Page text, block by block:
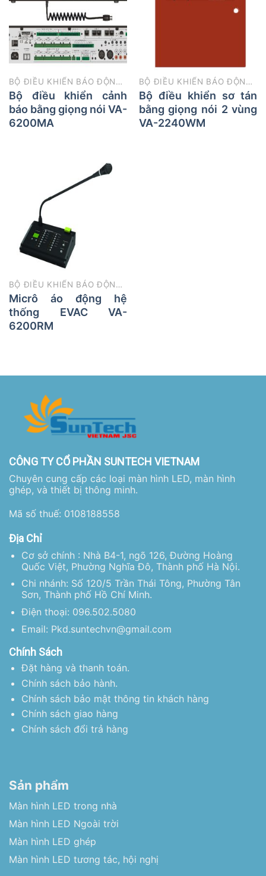
BỘ ĐIỀU KHIỂN BÁO ĐỘNG VÀ MIC BÁO ĐỘNG DI TẢN
Bộ điều khiển cảnh
báo bằng giọng nói VA-
6200MA
BỘ ĐIỀU KHIỂN BÁO ĐỘNG VÀ MIC BÁO ĐỘNG DI TẢN
Bộ điều khiển sơ tán
bằng giọng nói 2 vùng
VA-2240WM
BỘ ĐIỀU KHIỂN BÁO ĐỘNG VÀ MIC BÁO ĐỘNG DI TẢN
Micrô áo động hệ
thống EVAC VA-
6200RM
CÔNG TY CỔ PHẦN SUNTECH VIETNAM
Chuyên cung cấp các loại màn hình LED, màn hình
ghép, và thiết bị thông minh.
Mã số thuế: 0108188558
Địa Chỉ
Cơ sở chính : Nhà B4-1, ngõ 126, Đường Hoàng
Quốc Việt, Phường Nghĩa Đô, Thành phố Hà Nội.
Chi nhánh: Số 120/5 Trần Thái Tông, Phường Tân
Sơn, Thành phố Hồ Chí Minh.
Điện thoại: 096.502.5080
Email: Pkd.suntechvn@gmail.com
Chính Sách
Đặt hàng và thanh toán.
Chính sách bảo hành.
Chính sách bảo mật thông tin khách hàng
Chính sách giao hàng
Chính sách đổi trả hàng
Sản phẩm
Màn hình LED trong nhà
Màn hình LED Ngoài trời
Màn hình LED ghép
Màn hình LED tương tác, hội nghị